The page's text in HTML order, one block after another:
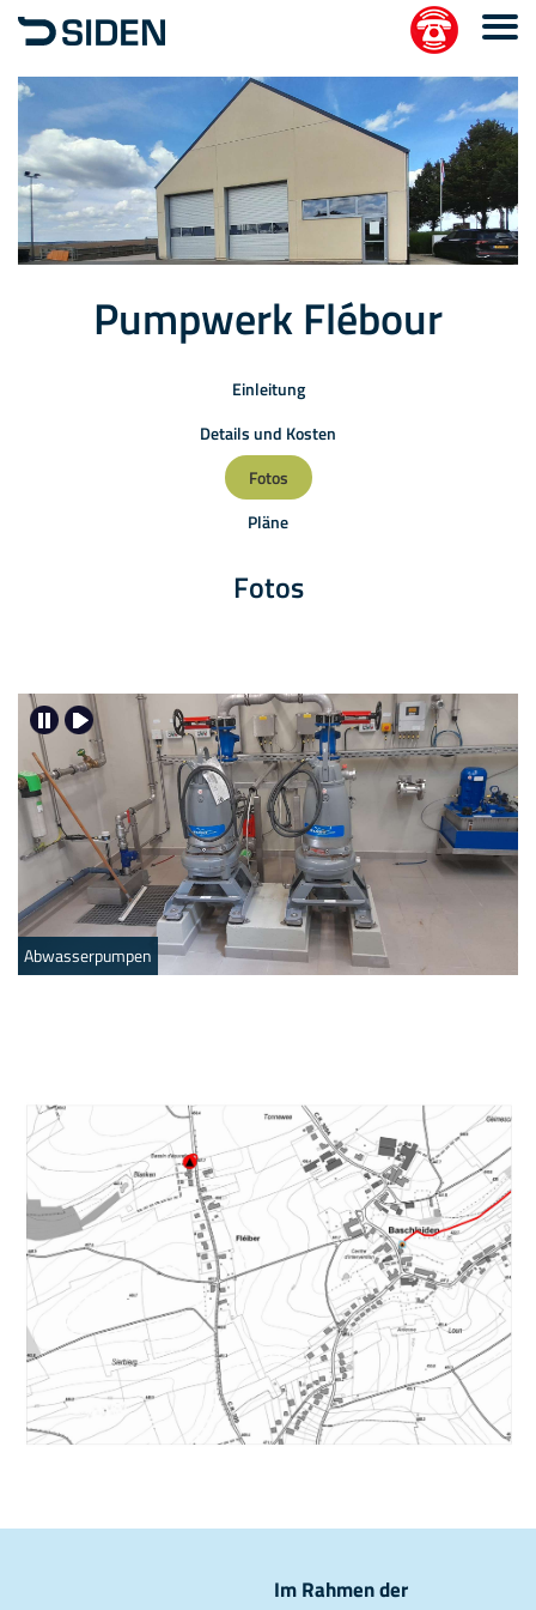
Pumpwerk Flébour
Einleitung
Details und Kosten
Fotos
Pläne
Fotos
Schaltschränke
Im Rahmen der